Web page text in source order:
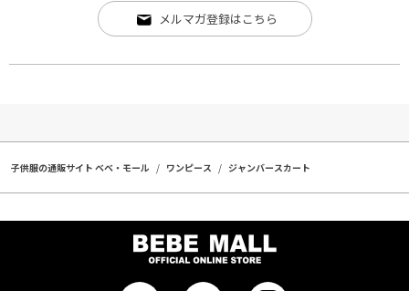
メルマガ登録はこちら
子供服の通販サイト ベベ・モール ワンピース ジャンバースカート